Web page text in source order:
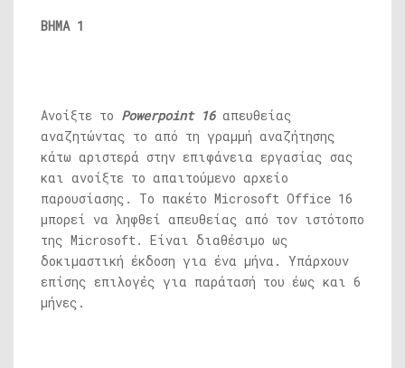
ΒΗΜΑ 1
Ανοίξτε το Powerpoint 16 απευθείας
αναζητώντας το από τη γραμμή αναζήτησης
κάτω αριστερά στην επιφάνεια εργασίας σας
και ανοίξτε το απαιτούμενο αρχείο
παρουσίασης. Το πακέτο Microsoft Office 16
μπορεί να ληφθεί απευθείας από τον ιστότοπο
της Microsoft. Είναι διαθέσιμο ως
δοκιμαστική έκδοση για ένα μήνα. Υπάρχουν
επίσης επιλογές για παράτασή του έως και 6
μήνες.